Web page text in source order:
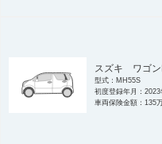
スズキ ワゴン
型式：MH55S
初度登録年月：2023
車両保険金額：135